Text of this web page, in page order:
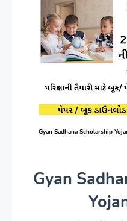
Gyan Sadhana Scholarship
Gyan